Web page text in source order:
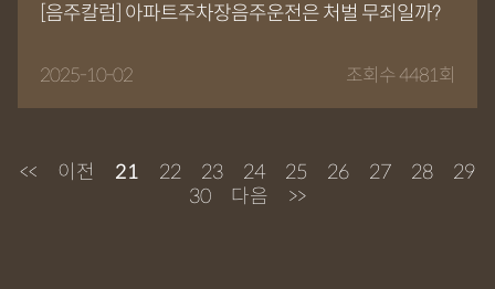
[음주칼럼] 아파트주차장음주운전은 처벌 무죄일까?
2025-10-02 조회수 4481회
<< 이전 21 22 23 24 25 26 27 28
29
30
다음 >>